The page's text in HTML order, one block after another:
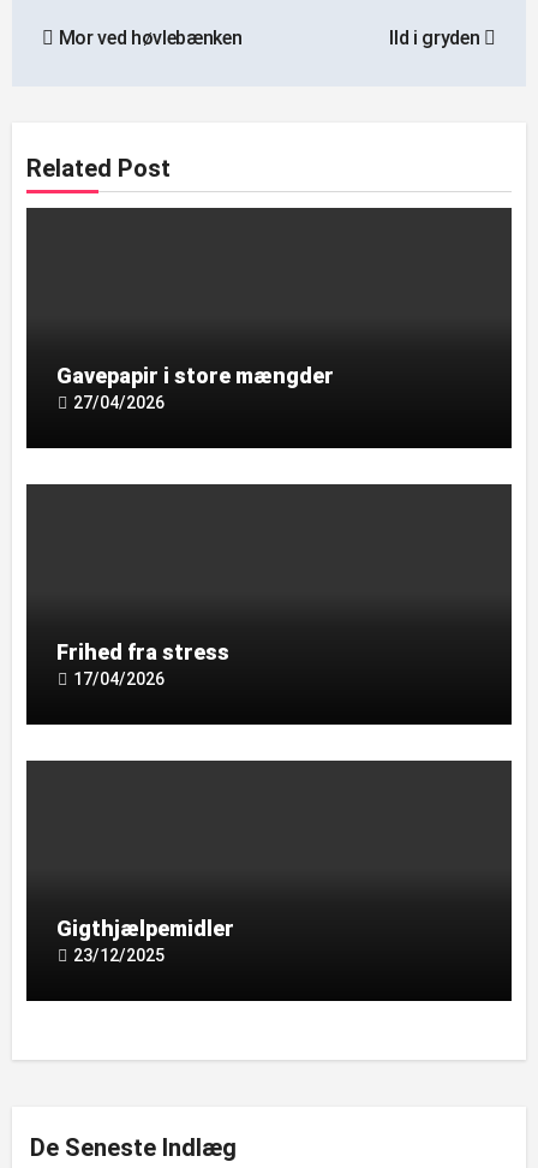
Mor ved høvlebænken Ild i gryden
Related Post
Gavepapir i store mængder
27/04/2026
Frihed fra stress
17/04/2026
Gigthjælpemidler
23/12/2025
De Seneste Indlæg